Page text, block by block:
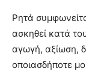
Ρητά
ασκηθεί κατά
αγωγή, αξίωση,
οποιασδήποτε